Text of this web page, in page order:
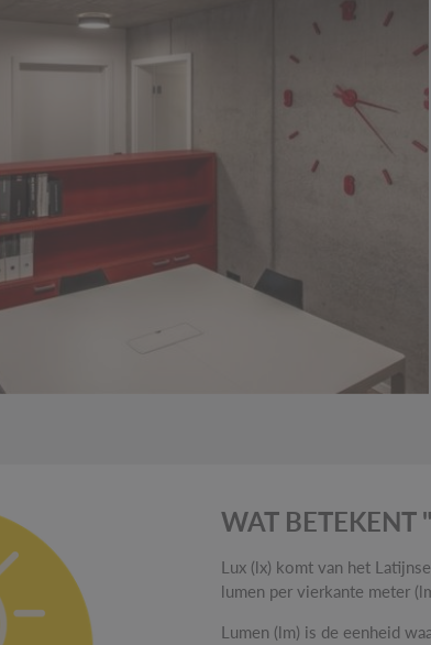
WAT BETEKENT
Lux (lx) komt van het
lumen per vierkante meter
Lumen (lm) is de eenheid